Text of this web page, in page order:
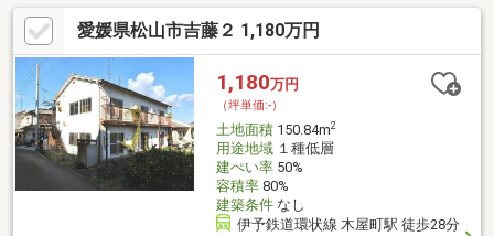
がネックになっている」皆様のご不安やお悩みを一緒に解決しま
す！もちろん強引な営業は行いません。公平中立な立場でお客様
に合った金融機関をご提案させていただきます。SUUMO接客評
価コメント数ナンバーワンはお客様満足の証です。ぜひお気軽に
お問い合わせ下さい。
愛媛県松山市吉藤２ 1,180万円
1,180万円
（坪単価:-）
土地面積150.84m2
用途地域１種低層
建ぺい率50%
容積率80%
建築条件なし
伊予鉄道環状線 木屋町駅 徒歩28分